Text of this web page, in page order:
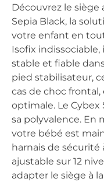
Découvrez le siège
Sepia Black, la
votre enfant en
Isofix
stable et fiable
pied stabilisateur,
cas de choc
optimale. Le Cybex
sa polyvalence. En
votre bébé est
harnais de sécurité
ajustable sur 12
adapter le siège à